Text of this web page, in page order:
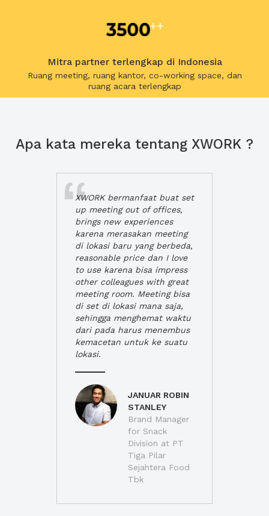
Mitra partner terlengkap di Indonesia
Ruang meeting, ruang kantor, co-working space, dan
ruang acara terlengkap
Apa kata mereka tentang XWORK ?
XWORK bermanfaat buat set
up meeting out of offices,
brings new experiences
karena merasakan meeting
di lokasi baru yang berbeda,
reasonable price dan I love
to use karena bisa impress
other colleagues with great
meeting room. Meeting bisa
di set di lokasi mana saja,
sehingga menghemat waktu
dari pada harus menembus
kemacetan untuk ke suatu
lokasi.
JANUAR ROBIN
STANLEY
Brand Manager
for Snack
Division at PT
Tiga Pilar
Sejahtera Food
Tbk